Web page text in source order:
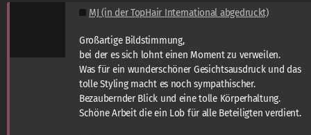
MJ (in der TopHair International abgedruckt)
Großartige Bildstimmung,
bei der es sich lohnt einen Moment zu verweilen.
Was für ein wunderschöner Gesichtsausdruck und das
tolle Styling macht es noch sympathischer.
Bezaubernder Blick und eine tolle Körperhaltung.
Schöne Arbeit die ein Lob für alle Beteiligten verdient.